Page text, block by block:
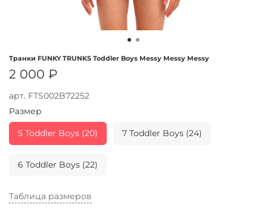
арт. FTS002B72252
Транки FUNKY TRUNKS Toddler Boys Messy Messy Messy
2 000 ₽
Таблица размеров
Размер
5 Toddler Boys (20) 7 Toddler Boys (24)
6 Toddler Boys (22)